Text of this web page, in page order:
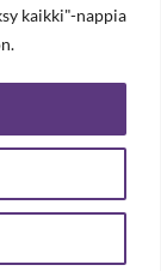
kaikki"-nappia
20%